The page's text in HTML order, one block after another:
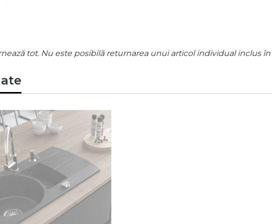
tot. Nu este posibilă returnarea unui articol individual inclus în